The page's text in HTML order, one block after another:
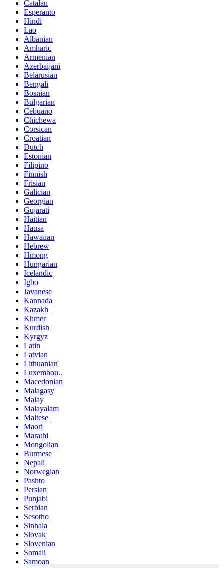
Catalan
Esperanto
Hindi
Lao
Albanian
Amharic
Armenian
Azerbaijani
Belarusian
Bengali
Bosnian
Bulgarian
Cebuano
Chichewa
Corsican
Croatian
Dutch
Estonian
Filipino
Finnish
Frisian
Galician
Georgian
Gujarati
Haitian
Hausa
Hawaiian
Hebrew
Hmong
Hungarian
Icelandic
Igbo
Javanese
Kannada
Kazakh
Khmer
Kurdish
Kyrgyz
Latin
Latvian
Lithuanian
Luxembou..
Macedonian
Malagasy
Malay
Malayalam
Maltese
Maori
Marathi
Mongolian
Burmese
Nepali
Norwegian
Pashto
Persian
Punjabi
Serbian
Sesotho
Sinhala
Slovak
Slovenian
Somali
Samoan